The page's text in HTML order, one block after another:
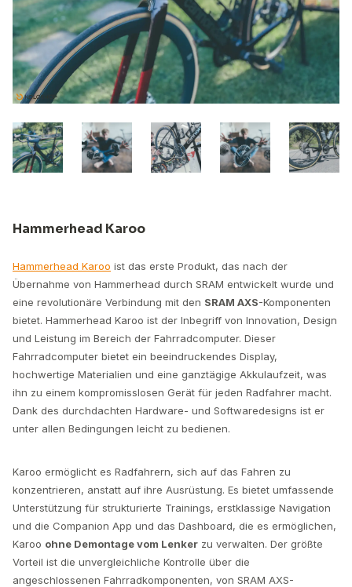
Hammerhead Karoo
Hammerhead Karoo ist das erste Produkt, das nach der
Übernahme von Hammerhead durch SRAM entwickelt wurde und
eine revolutionäre Verbindung mit den SRAM AXS-Komponenten
bietet. Hammerhead Karoo ist der Inbegriff von Innovation, Design
und Leistung im Bereich der Fahrradcomputer. Dieser
Fahrradcomputer bietet ein beeindruckendes Display,
hochwertige Materialien und eine ganztägige Akkulaufzeit, was
ihn zu einem kompromisslosen Gerät für jeden Radfahrer macht.
Dank des durchdachten Hardware- und Softwaredesigns ist er
unter allen Bedingungen leicht zu bedienen.
Karoo ermöglicht es Radfahrern, sich auf das Fahren zu
konzentrieren, anstatt auf ihre Ausrüstung. Es bietet umfassende
Unterstützung für strukturierte Trainings, erstklassige Navigation
und die Companion App und das Dashboard, die es ermöglichen,
Karoo ohne Demontage vom Lenker zu verwalten. Der größte
Vorteil ist die unvergleichliche Kontrolle über die
angeschlossenen Fahrradkomponenten, von SRAM AXS-